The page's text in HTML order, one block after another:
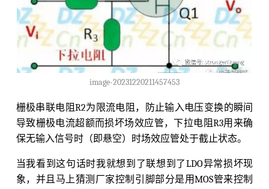
image-20231220211457453
栅极串联电阻R2为限流电阻，防止输入电压变换的瞬间
导致栅极电流超额而损坏场效应管，下拉电阻R3用来确
保无输入信号时（即悬空）时场效应管处于截止状态。
当我看到这句话时我就想到了联想到了LDO异常损坏现
象，并且马上猜测厂家控制引脚部分是用MOS管来控制